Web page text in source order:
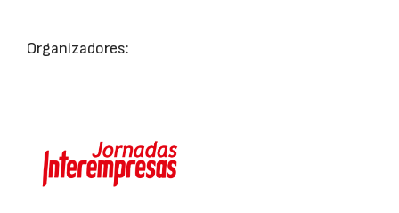
Organizadores: